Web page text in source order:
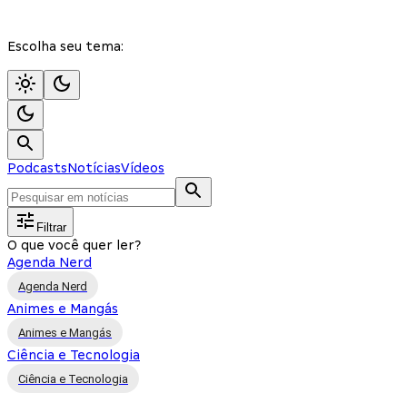
Escolha seu tema:
PodcastsNotíciasVídeos
Filtrar
O que você quer ler?
Agenda Nerd
Agenda Nerd
Animes e Mangás
Animes e Mangás
Ciência e Tecnologia
Ciência e Tecnologia